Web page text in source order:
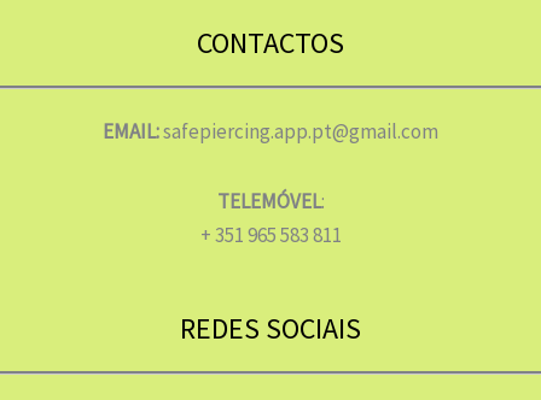
CONTACTOS
EMAIL:safepiercing.app.pt@gmail.com
TELEMÓVEL:
+ 351 965 583 811
REDES SOCIAIS